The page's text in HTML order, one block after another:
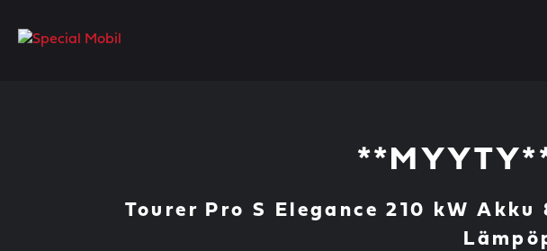
Tourer Pro S Elegance 210 kW